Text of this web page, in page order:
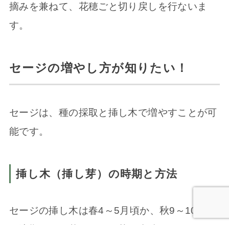
摘みを兼ねて、花穂ごと切り戻しを行ないま
す。
セージの増やし方が知りたい！
セージは、種の採取と挿し木で増やすことが可
能です。
挿し木（挿し芽）の時期と方法
セージの挿し木は春4～5月頃か、秋9～10月頃